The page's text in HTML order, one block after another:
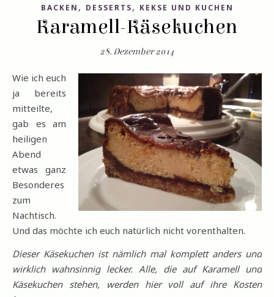
BACKEN , DESSERTS, KEKSE UND KUCHEN
Karamell-Käsekuchen
28. Dezember 2014
Wie ich euch
ja bereits
mitteilte,
gab es am
heiligen
Abend
etwas ganz
Besonderes
zum
Nachtisch.
Und das möchte ich euch natürlich nicht vorenthalten.
Dieser Käsekuchen ist nämlich mal komplett anders und
wirklich wahnsinnig lecker. Alle, die auf Karamell und
Käsekuchen stehen, werden hier voll auf ihre Kosten